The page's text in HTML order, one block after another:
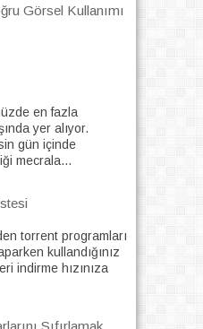
Görsel Kullanımı
en fazla
yer alıyor.
gün içinde
mecrala...
torrent programları
kullandığınız
indirme hızınıza